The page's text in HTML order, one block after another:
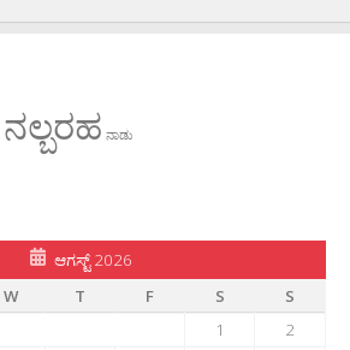
ನಲ್ಬರಹ ನಾಡು
ಆಗಸ್ಟ್ 2026
W T F S
S
1
2